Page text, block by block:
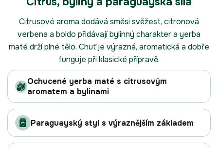
Citrusové aroma dodává směsi svěžest, citronová
verbena a boldo přidávají bylinný charakter a yerba
maté drží plné tělo. Chuť je výrazná, aromatická a dobře
funguje při klasické přípravě.
Ochucené yerba maté s citrusovým
aromatem a bylinami
Paraguayský styl s výraznějším základem